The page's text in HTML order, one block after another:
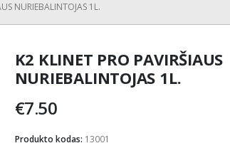
NURIEBALINTOJAS 1L.
K2 KLINET PRO PAVIRŠIAUS
NURIEBALINTOJAS 1L.
€7.50
Produkto kodas: 13001